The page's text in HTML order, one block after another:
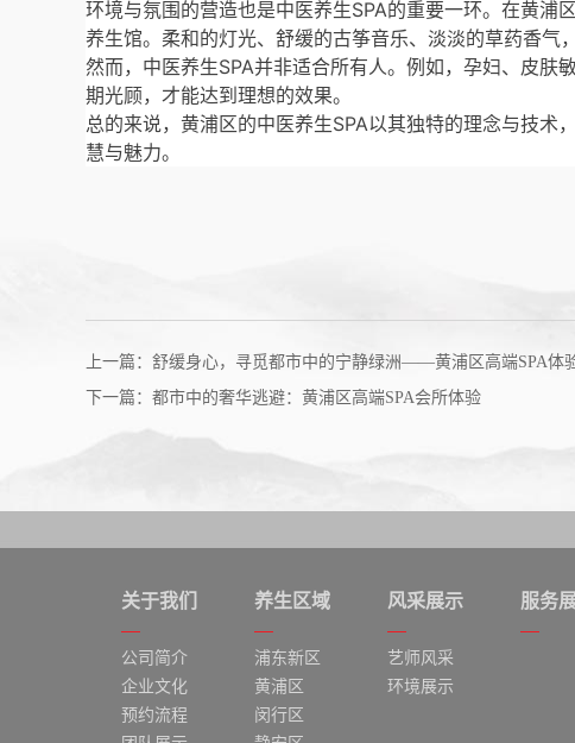
环境与氛围的营造也是中医养生SPA的重要一环。在黄浦
养生馆。柔和的灯光、舒缓的古筝音乐、淡淡的草药香气
然而，中医养生SPA并非适合所有人。例如，孕妇、皮肤
期光顾，才能达到理想的效果。
总的来说，黄浦区的中医养生SPA以其独特的理念与技
慧与魅力。
上一篇：舒缓身心，寻觅都市中的宁静绿洲——黄浦区高端SPA体
下一篇：都市中的奢华逃避：黄浦区高端SPA会所体验
关于我们
公司简介
企业文化
预约流程
养生区域
浦东新区
黄浦区
闵行区
风采展示
艺师风采
环境展示
服务